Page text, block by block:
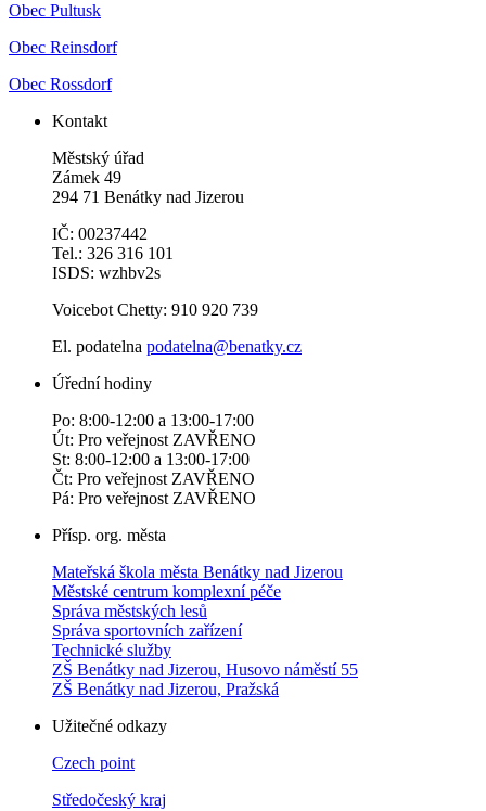
Obec Pultusk
Obec Reinsdorf
Obec Rossdorf
Kontakt
Městský úřad
Zámek 49
294 71 Benátky nad Jizerou
IČ: 00237442
Tel.: 326 316 101
ISDS: wzhbv2s
Voicebot Chetty: 910 920 739
El. podatelna podatelna@benatky.cz
Úřední hodiny
Po: 8:00-12:00 a 13:00-17:00
Út: Pro veřejnost ZAVŘENO
St: 8:00-12:00 a 13:00-17:00
Čt: Pro veřejnost ZAVŘENO
Pá: Pro veřejnost ZAVŘENO
Přísp. org. města
Mateřská škola města Benátky nad Jizerou
Městské centrum komplexní péče
Správa městských lesů
Správa sportovních zařízení
Technické služby
ZŠ Benátky nad Jizerou, Husovo náměstí 55
ZŠ Benátky nad Jizerou, Pražská
Užitečné odkazy
Czech point
Středočeský kraj